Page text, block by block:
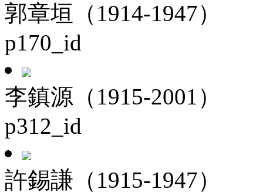
郭章垣（1914-1947）
p170_id
李鎮源（1915-2001）
p312_id
許錫謙（1915-1947）